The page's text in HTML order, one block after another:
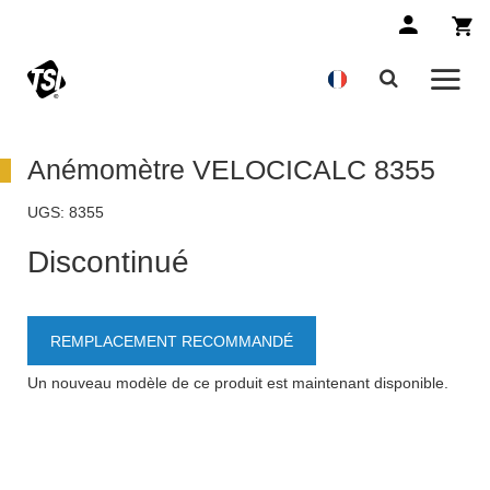
Anémomètre VELOCICALC 8355
UGS: 8355
Discontinué
REMPLACEMENT RECOMMANDÉ
Un nouveau modèle de ce produit est maintenant disponible.